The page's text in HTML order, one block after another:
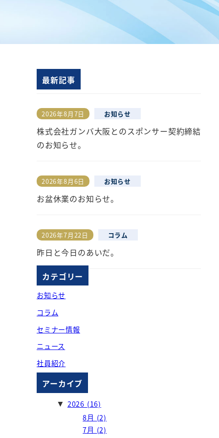
最新記事
株式会社ガンバ大阪とのスポンサー契約締結
のお知らせ。
投稿日
2026年8月7日 お知らせ
お盆休業のお知らせ。
投稿日
2026年8月6日 お知らせ
昨日と今日のあいだ。
投稿日
2026年7月22日 コラム
カテゴリー
お知らせ
コラム
セミナー情報
ニュース
社員紹介
アーカイブ
▼ 2026 (16)
8月 (2)
7月 (2)